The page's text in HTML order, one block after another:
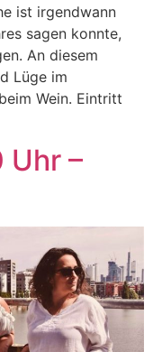
ist irgendwann
sagen konnte,
An diesem
Lüge im
Wein. Eintritt
Uhr –